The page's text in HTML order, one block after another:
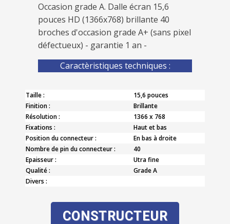
Occasion grade A. Dalle écran 15,6
pouces HD (1366x768) brillante 40
broches d'occasion grade A+ (sans pixel
défectueux) - garantie 1 an -
Caractèristiques techniques :
Taille :
15,6 pouces
Finition :
Brillante
Résolution :
1366 x 768
Fixations :
Haut et bas
Position du connecteur :
En bas à droite
Nombre de pin du connecteur :
40
Epaisseur :
Utra fine
Qualité :
Grade A
Divers :
CONSTRUCTEUR